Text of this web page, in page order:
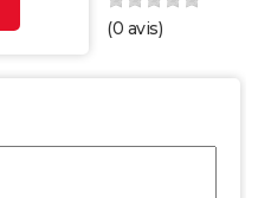
(0 avis)